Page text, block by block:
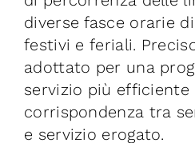
diverse fasce orarie
festivi e feriali.
adottato per una
servizio più
corrispondenza tra
e servizio erogato.